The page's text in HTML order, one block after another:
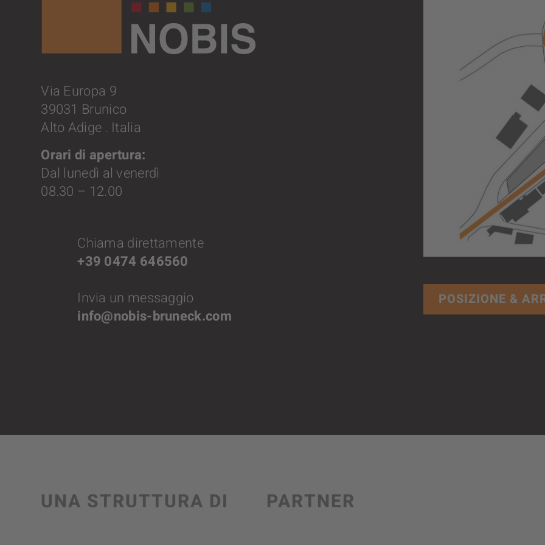
Via Europa 9
39031 Brunico
Alto Adige . Italia
Orari di apertura:
Dal lunedì al venerdì
08.30 – 12.00
Chiama direttamente
+39 0474 646560
Invia un messaggio
info@nobis-bruneck.com
POSIZIONE &
UNA STRUTTURA DI PARTNER